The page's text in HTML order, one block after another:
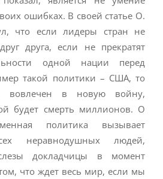
ошибках. В своей статье О.
что если лидеры стран не
друга, если не прекратят
одной нации перед
такой политики – США, то
в новую войну,
будет смерть миллионов. О
политика вызывает
неравнодушных людей,
слезы докладчицы в момент
что ждет весь мир, если мы